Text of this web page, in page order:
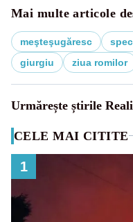
Mai multe articole
meşteşugăresc
giurgiu
ziua romilor
Urmărește știrile
CELE MAI CITITE
1